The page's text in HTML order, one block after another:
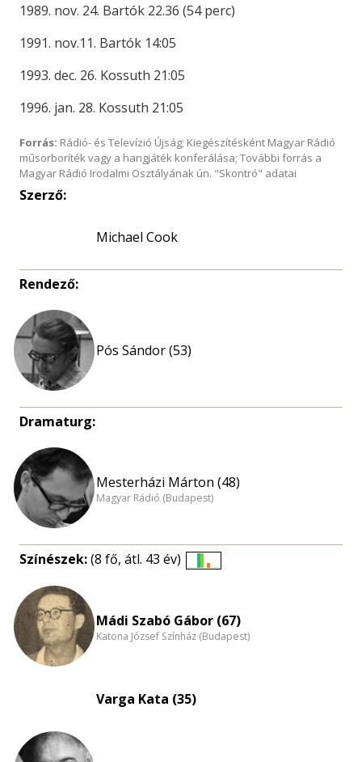
1989. nov. 24. Bartók 22.36 (54 perc)
1991. nov.11. Bartók 14:05
1993. dec. 26. Kossuth 21:05
1996. jan. 28. Kossuth 21:05
Forrás: Rádió- és Televízió Újság; Kiegészítésként Magyar Rádió
műsorboríték vagy a hangjáték konferálása; További forrás a
Magyar Rádió Irodalmi Osztályának ún. "Skontró" adatai
Szerző:
Michael Cook
Rendező:
Pós Sándor (53)
Dramaturg:
Mesterházi Márton (48)
Magyar Rádió (Budapest)
Színészek:(8 fő, átl. 43 év)
nagyítása
Mádi Szabó Gábor (67)
Katona József Színház (Budapest)
Varga Kata (35)